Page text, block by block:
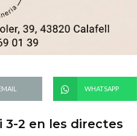
WHATSAPP
2 en les directes